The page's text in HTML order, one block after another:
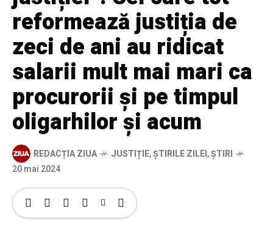
reformează justiția de
zeci de ani au ridicat
salarii mult mai mari ca
procurorii și pe timpul
oligarhilor și acum
REDACȚIA ZIUA JUSTIȚIE,ȘTIRILE ZILEI,ȘTIRI
20 mai 2024